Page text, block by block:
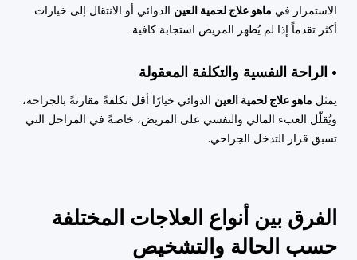
الاستمرار في ماهو علاج لحمية العين الدوائي أو الانتقال إلى خيارات
أكثر تقدماً إذا لم يُظهر المريض استجابة كافية.
• الراحة النفسية والتكلفة المعقولة
يمثل ماهو علاج لحمية العين الدوائي خيارًا أقل تكلفةً مقارنةً بالجراحة،
ويُقلّل العبء المالي والنفسي على المريض، خاصةً في المراحل التي
تسبق قرار التدخل الجراحي.
الفرق بين أنواع العلاجات المختلفة
حسب الحالة والتشخيص